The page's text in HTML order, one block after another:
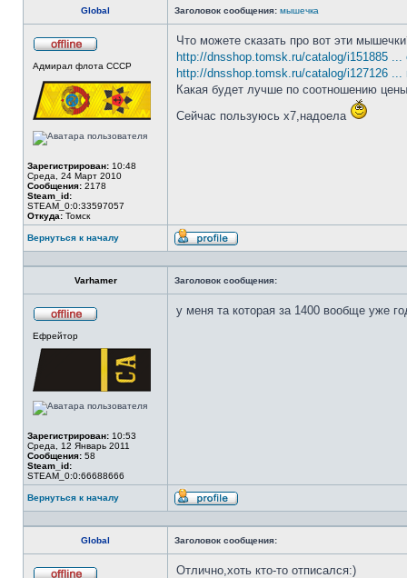
Global Заголовок сообщения: мышечка
в
Адмирал флота СССР
Зарегистрирован: 10:48
Среда, 24 Март 2010
Сообщения: 2178
Steam_id:
STEAM_0:0:33597057
Откуда: Томск
Что можете сказать про вот эти
http://dnsshop.tomsk.ru/catalog/i151885 ...
http://dnsshop.tomsk.ru/catalog/i127126 ...
Какая будет лучше по соотношению
Сейчас пользуюсь х7,надоела
Вернуться к началу
Профиль
Varhamer Заголовок сообщения:
сети
Ефрейтор
Зарегистрирован: 10:53
Среда, 12 Январь 2011
Сообщения: 58
Steam_id:
STEAM_0:0:66688666
у меня та которая за 1400 вообще уже
Вернуться к началу
Профиль
Global Заголовок сообщения:
Отлично,хоть кто-то отписался:)